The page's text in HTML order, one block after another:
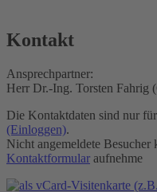
Kontakt
Ansprechpartner:
Herr Dr.-Ing. Torsten Fahrig
Die Kontaktdaten sind nur
(Einloggen).
Nicht angemeldete
Kontaktformular aufnehme